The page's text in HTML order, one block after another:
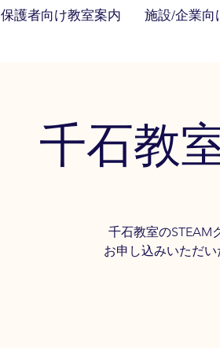
保護者向け教室案内 施設/企業向
千石教
千石教室のSTEAM
お申し込みいただ